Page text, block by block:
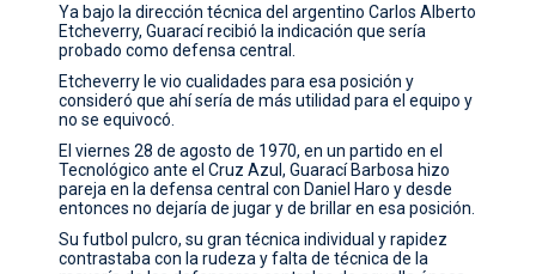
Ya bajo la dirección técnica del argentino Carlos Alberto
Etcheverry, Guarací recibió la indicación que sería
probado como defensa central.
Etcheverry le vio cualidades para esa posición y
consideró que ahí sería de más utilidad para el equipo y
no se equivocó.
El viernes 28 de agosto de 1970, en un partido en el
Tecnológico ante el Cruz Azul, Guarací Barbosa hizo
pareja en la defensa central con Daniel Haro y desde
entonces no dejaría de jugar y de brillar en esa posición.
Su futbol pulcro, su gran técnica individual y rapidez
contrastaba con la rudeza y falta de técnica de la